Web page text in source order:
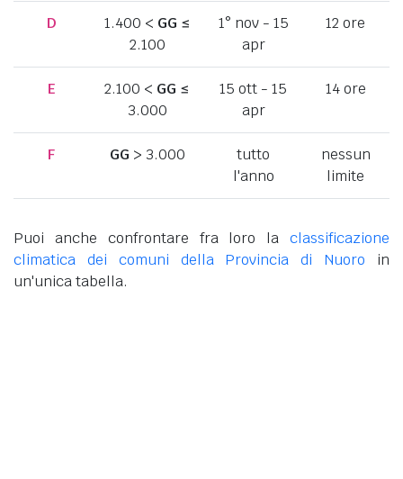
D 1.400 < GG ≤
2.100
1° nov - 15
apr
12 ore
E 2.100 < GG ≤
3.000
15 ott - 15
apr
14 ore
F GG > 3.000
tutto
l'anno
nessun
limite
Puoi anche confrontare fra loro la classificazione
climatica dei comuni della Provincia di Nuoro in
un'unica tabella.